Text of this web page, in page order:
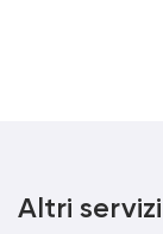
Altri servizi